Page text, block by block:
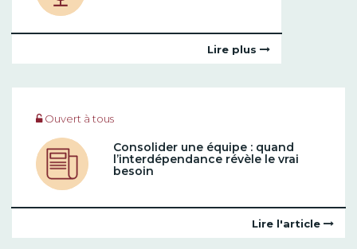
Lire plus
Ouvert à tous
Consolider une équipe : quand
l’interdépendance révèle le vrai
besoin
Lire l'article